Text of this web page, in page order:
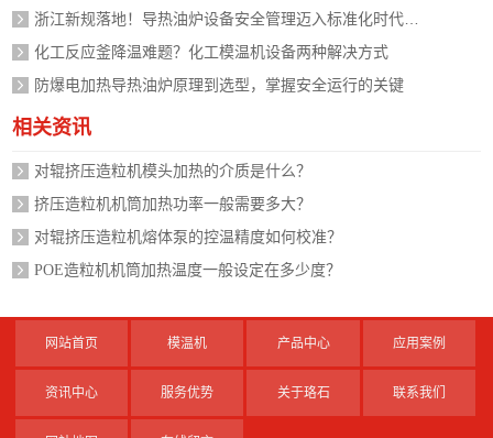
化工反应釜降温难题？化工模温机设备两种解决方式
防爆电加热导热油炉原理到选型，掌握安全运行的关键
相关资讯
对辊挤压造粒机模头加热的介质是什么？
挤压造粒机机筒加热功率一般需要多大？
对辊挤压造粒机熔体泵的控温精度如何校准？
POE造粒机机筒加热温度一般设定在多少度？
网站首页 模温机 产品中心 应用案例
资讯中心 服务优势 关于珞石 联系我们